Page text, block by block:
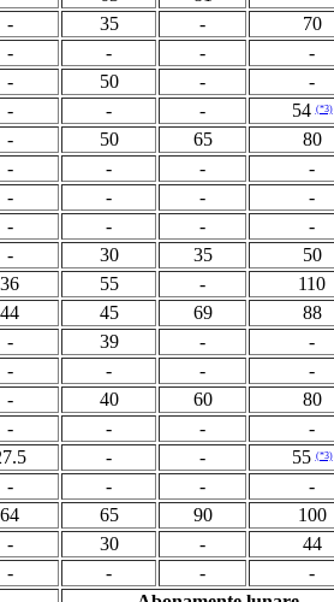
- 35 - 70
- - - -
- 50 - -
- - - 54(*3)
- 50 65 80
- - - -
- - - -
- - - -
- 30 35 50
36 55 - 110
44 45 69 88
- 39 - -
- - - -
- 40 60 80
- - - -
- - 55(*3)
- - - -
64 65 90 100
- 30 - 44
- - - -